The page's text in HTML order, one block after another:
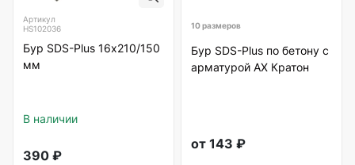
Артикул
HS102036
Бур SDS-Plus 16х210/150
мм
В наличии
390 ₽
10 размеров
Бур SDS-Plus по бетону с
арматурой АХ Кратон
от 143 ₽